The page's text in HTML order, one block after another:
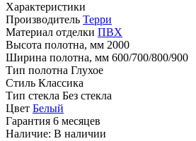
Характеристики
Производитель Терри
Материал отделки ПВХ
Высота полотна, мм 2000
Ширина полотна, мм 600/700/800/900
Тип полотна Глухое
Стиль Классика
Тип стекла Без стекла
Цвет Белый
Гарантия 6 месяцев
Наличие: В наличии